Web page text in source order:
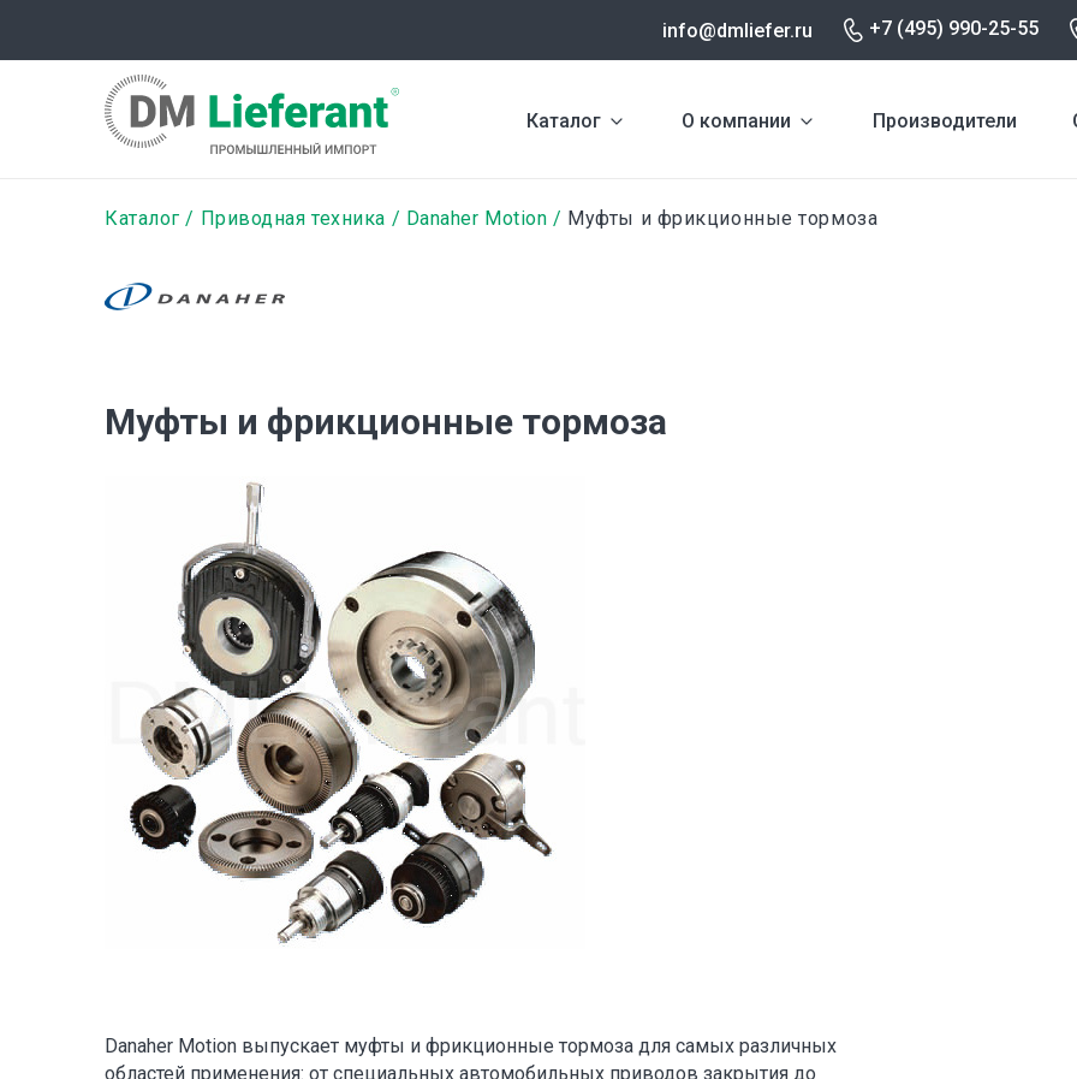
содержанию
info@dmliefer.ru +7 (495) 990-25-55
Каталог О компании Производители
Строка
навигации
Каталог Приводная техника Danaher Motion Муфты и фрикционные тормоза
Муфты и фрикционные тормоза
Danaher Motion выпускает муфты и фрикционные тормоза для самых различных
областей применения: от специальных автомобильных приводов закрытия до